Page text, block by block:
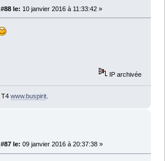
le: 10 janvier 2016 à 11:33:42 »
IP archivée
T4 www.buspirit.
le: 09 janvier 2016 à 20:37:38 »